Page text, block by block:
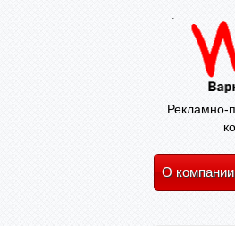
Рекламно-
О компании